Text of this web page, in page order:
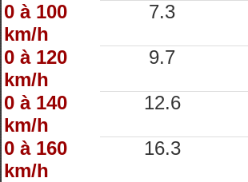
0 à 100
km/h
7.3
0 à 120
km/h
9.7
0 à 140
km/h
12.6
0 à 160
km/h
16.3